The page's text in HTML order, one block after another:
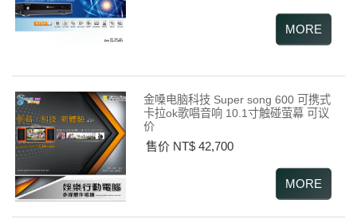
金嗓电脑科技 Super song 600 可携式
卡拉ok歌唱音响 10.1寸触碰萤幕 可议
价
售价 NT$ 42,700